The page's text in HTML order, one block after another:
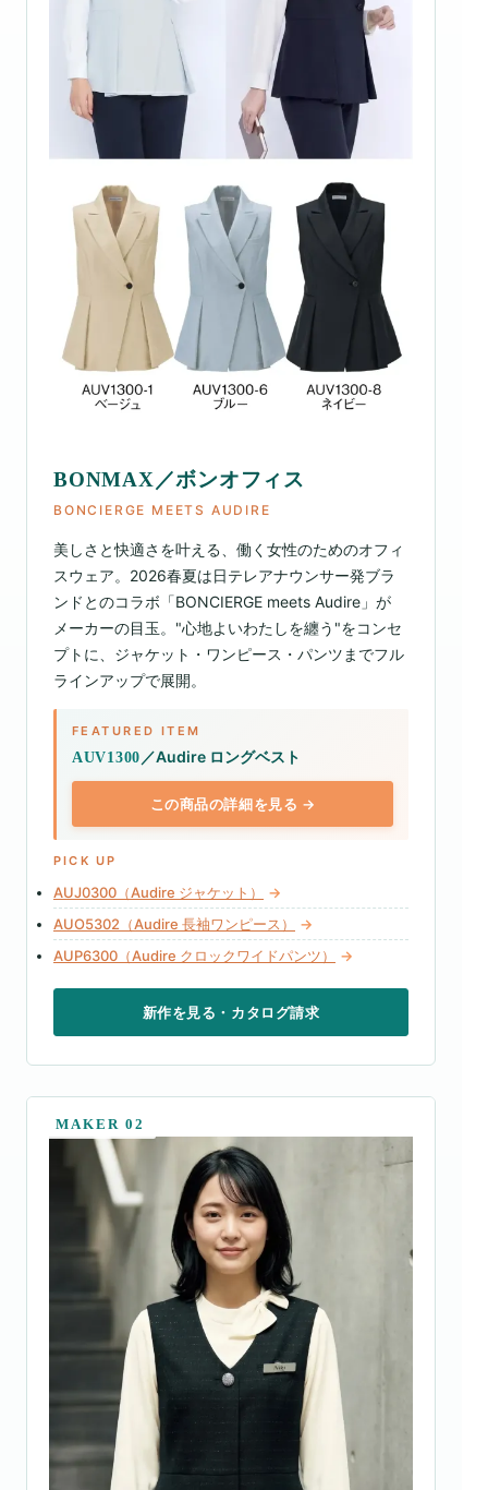
BONMAX／ボンオフィス
BONCIERGE MEETS AUDIRE
美しさと快適さを叶える、働く女性のためのオフィ
スウェア。2026春夏は日テレアナウンサー発ブラ
ンドとのコラボ「BONCIERGE meets Audire」が
メーカーの目玉。"心地よいわたしを纏う"をコンセ
プトに、ジャケット・ワンピース・パンツまでフル
ラインアップで展開。
FEATURED ITEM
AUV1300 ／Audire ロングベスト
この商品の詳細を見る →
PICK UP
AUJ0300（Audire ジャケット）
→
AUO5302（Audire 長袖ワンピース）
→
AUP6300（Audire クロックワイドパンツ）
→
新作を見る・カタログ請求
MAKER 02